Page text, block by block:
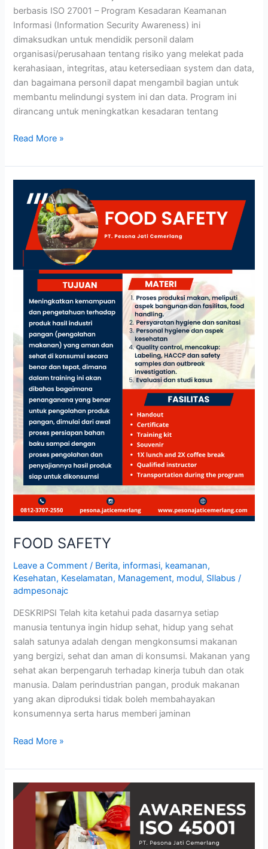
berbasis ISO 27001 – Program Kesadaran Keamanan
Informasi (Information Security Awareness) ini
dimaksudkan untuk mendidik personil dalam
organisasi/perusahaan tentang risiko yang melekat pada
kerahasiaan, integritas, atau ketersediaan system dan data,
dan bagaimana personil dapat mengambil bagian untuk
membantu melindungi system ini dan data. Program ini
dirancang untuk meningkatkan kesadaran tentang
Read More »
FOOD SAFETY
Leave a Comment / Berita, informasi, keamanan,
Kesehatan, Keselamatan, Management, modul, SIlabus /
admpesonajc
DESKRIPSI Telah kita ketahui pada dasarnya setiap
manusia tentunya ingin hidup sehat, hidup yang sehat
salah satunya adalah dengan mengkonsumsi makanan
yang bergizi, sehat dan aman di konsumsi. Makanan yang
sehat akan berpengaruh terhadap kinerja tubuh dan otak
manusia. Dalam perindustrian pangan, produk makanan
yang akan diproduksi tidak boleh membahayakan
konsumennya serta harus memberi jaminan
SAFETY
Read More »
AWARENESS
ISO
45001